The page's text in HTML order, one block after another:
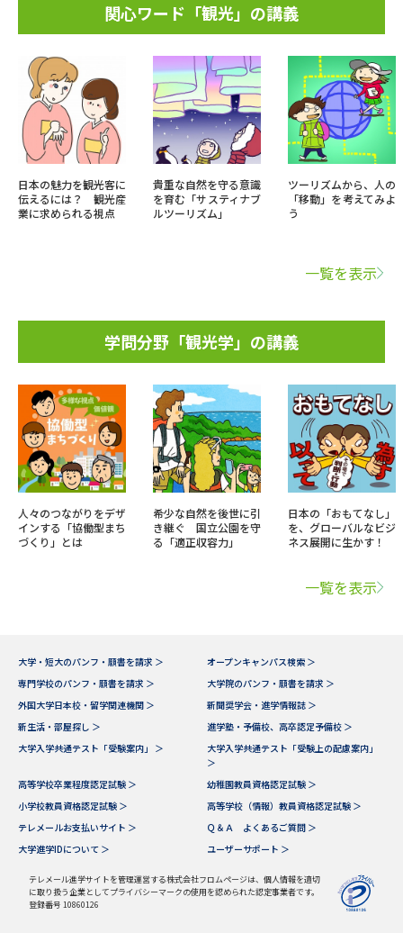
関心ワード「観光」の講義
日本の魅力を観光客に
伝えるには？ 観光産
業に求められる視点
貴重な自然を守る意識
を育む「サスティナブ
ルツーリズム」
ツーリズムから、人の
「移動」を考えてみよ
う
一覧を表示
学問分野「観光学」の講義
人々のつながりをデザ
インする「協働型まち
づくり」とは
希少な自然を後世に引
き継ぐ 国立公園を守
る「適正収容力」
日本の「おもてなし」
を、グローバルなビジ
ネス展開に生かす！
一覧を表示
大学・短大のパンフ・願書を請求 ＞
オープンキャンパス検索 ＞
専門学校のパンフ・願書を請求 ＞
大学院のパンフ・願書を請求 ＞
外国大学日本校・留学関連機関 ＞
新聞奨学会・進学情報誌 ＞
新生活・部屋探し ＞
進学塾・予備校、高卒認定予備校 ＞
大学入学共通テスト「受験案内」 ＞
大学入学共通テスト「受験上の配慮案内」
＞
高等学校卒業程度認定試験 ＞
幼稚園教員資格認定試験 ＞
小学校教員資格認定試験 ＞
高等学校（情報）教員資格認定試験 ＞
テレメールお支払いサイト ＞
Ｑ＆Ａ よくあるご質問 ＞
大学進学IDについて ＞
ユーザーサポート ＞
テレメール進学サイトを管理運営する株式会社フロムページは、個人情報を適切
に取り扱う企業としてプライバシーマークの使用を認められた認定事業者です。
登録番号 10860126